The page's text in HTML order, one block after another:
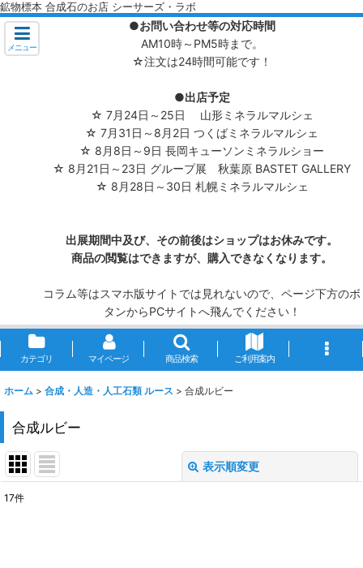
鉱物標本 合成石のお店 シーサーズ・ラボ
メニュー
●お問い合わせ等の対応時間
AM10時～PM5時まで。
☆注文は24時間可能です！
●出店予定
☆ 7月24日～25日 山形ミネラルマルシェ
☆ 7月31日～8月2日 つくばミネラルマルシェ
☆ 8月8日～9日 長岡キューソンミネラルショー
☆ 8月21日～23日 グループ展 秋葉原 BASTET GALLERY
☆ 8月28日～30日 札幌ミネラルマルシェ
出展期間中及び、その前後はショップはお休みです。
商品の閲覧はできますが、購入できなくなります。
コラム等はスマホ版サイトでは見れないので、ページ下方のボ
タンからPCサイトへ飛んでください！
カテゴリ マイページ 商品検索 ご利用案内
ホーム > 合成・人造・人工石類 ルース > 合成ルビー
合成ルビー
表示順変更
17件